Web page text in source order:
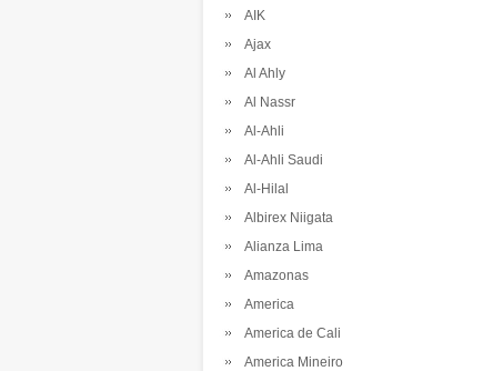
AIK
Ajax
Al Ahly
Al Nassr
Al-Ahli
Al-Ahli Saudi
Al-Hilal
Albirex Niigata
Alianza Lima
Amazonas
America
America de Cali
America Mineiro